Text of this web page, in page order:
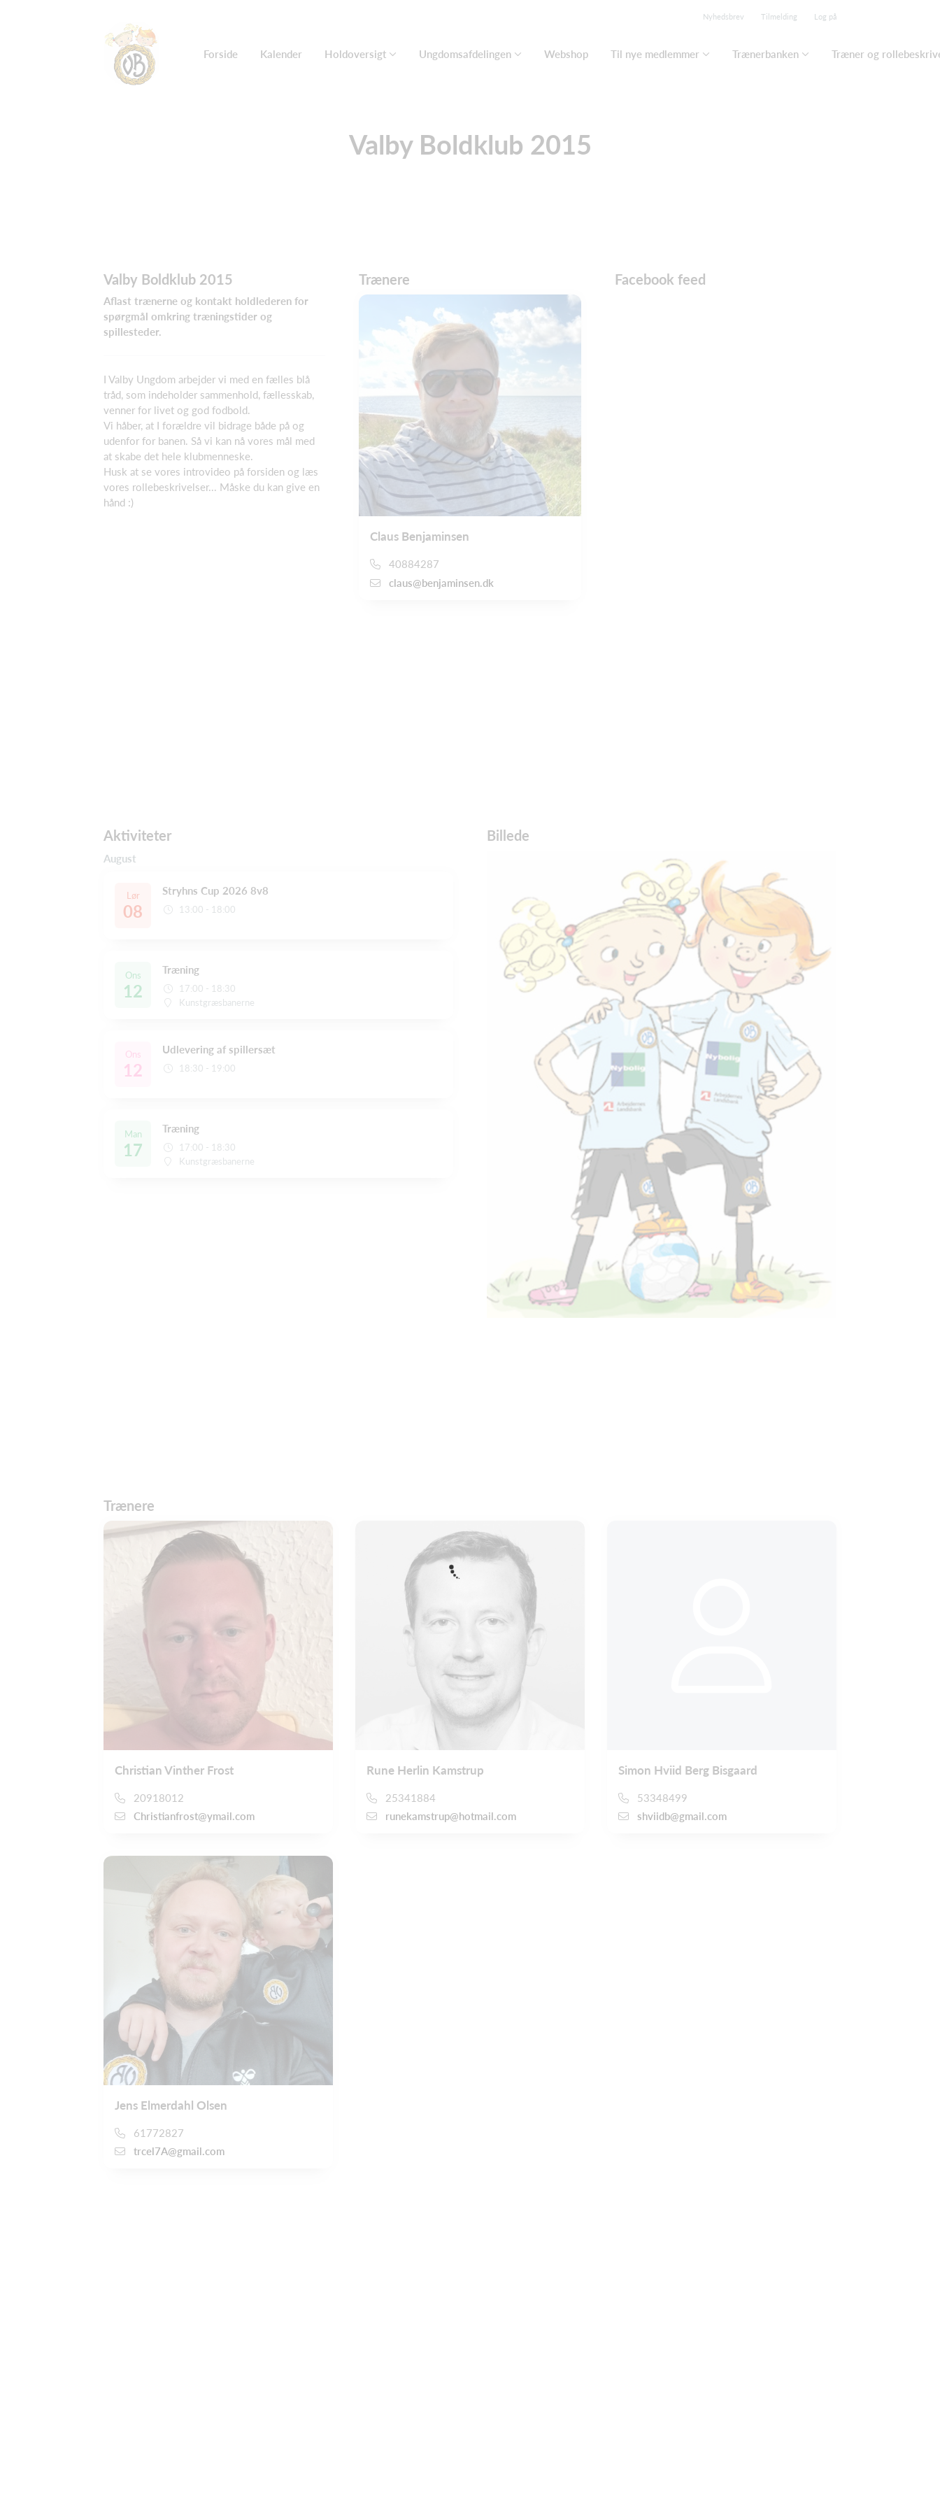
Nyhedsbrev Tilmelding Log på
Forside Kalender Holdoversigt Ungdomsafdelingen Webshop Til nye medlemmer Trænerbanken Træner og
Valby Boldklub 2015
Valby Boldklub 2015
Aflast trænerne og kontakt holdlederen for
spørgmål omkring træningstider og
spillesteder.
I Valby Ungdom arbejder vi med en fælles blå
tråd, som indeholder sammenhold, fællesskab,
venner for livet og god fodbold.
Vi håber, at I forældre vil bidrage både på og
udenfor for banen. Så vi kan nå vores mål med
at skabe det hele klubmenneske.
Husk at se vores introvideo på forsiden og læs
vores rollebeskrivelser... Måske du kan give en
hånd :)
Trænere
Claus Benjaminsen
40884287
claus@benjaminsen.dk
Facebook feed
Aktiviteter
August
Lør
08
Stryhns Cup 2026 8v8
13:00 - 18:00
Ons
12
Træning
17:00 - 18:30
Kunstgræsbanerne
Ons
12
Udlevering af spillersæt
18:30 - 19:00
Man
17
Træning
17:00 - 18:30
Kunstgræsbanerne
Billede
Trænere
Christian Vinther Frost
20918012
Christianfrost@ymail.com
Rune Herlin Kamstrup
25341884
runekamstrup@hotmail.com
Simon Hviid Berg Bisgaard
53348499
shviidb@gmail.com
Jens Elmerdahl Olsen
61772827
trcel7A@gmail.com